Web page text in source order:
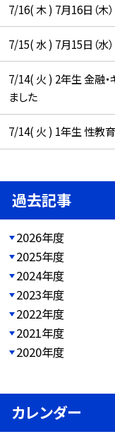
7/16( 木 ) 7月16日（
7/15( 水 ) 7月15日（
7/14( 火 ) 2年生 金融・
ました
7/14( 火 ) 1年生 性教
過去記事
2026年度
2025年度
2024年度
2023年度
2022年度
2021年度
2020年度
カレンダー